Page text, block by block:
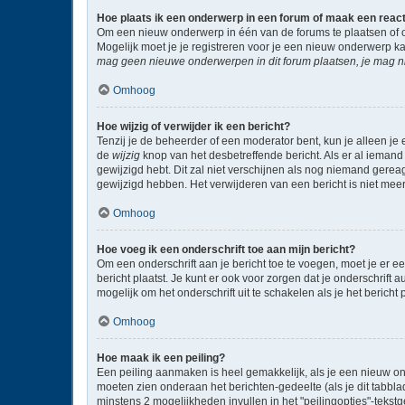
Hoe plaats ik een onderwerp in een forum of maak een
Om een nieuw onderwerp in één van de forums te plaatsen
Mogelijk moet je je registreren voor je een nieuw onderwerp
mag geen nieuwe onderwerpen in dit forum plaatsen, je mag
Omhoog
Hoe wijzig of verwijder ik een bericht?
Tenzij je de beheerder of een moderator bent, kun je alleen
de wijzig knop van het desbetreffende bericht. Als er al
gewijzigd hebt. Dit zal niet verschijnen als nog niemand
gewijzigd hebben. Het verwijderen van een bericht is niet
Omhoog
Hoe voeg ik een onderschrift toe aan mijn bericht?
Om een onderschrift aan je bericht toe te voegen, moet je er
bericht plaatst. Je kunt er ook voor zorgen dat je onderschrift
mogelijk om het onderschrift uit te schakelen als je het bericht
Omhoog
Hoe maak ik een peiling?
Een peiling aanmaken is heel gemakkelijk, als je een nieuw
moeten zien onderaan het berichten-gedeelte (als je dit
minstens 2 mogelijkheden invullen in het "peilingopties"-